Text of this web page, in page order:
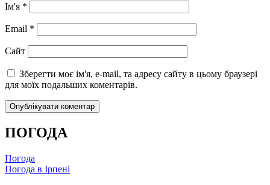
Ім'я *
Email *
Сайт
Зберегти моє ім'я, e-mail, та адресу сайту в цьому браузері
для моїх подальших коментарів.
ПОГОДА
Погода
Погода в Ірпені